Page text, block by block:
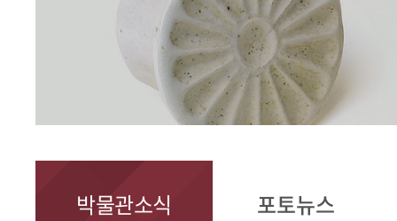
박물관소식 포토뉴스